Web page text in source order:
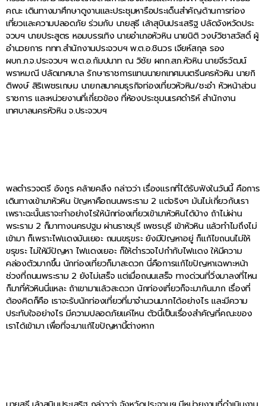
คณะ เดินทางมาศึกษาดูงานและประชุมหารือประเด็นสำคัญด้านการท่อง
เที่ยวและความปลอดภัย ร่วมกับ นายสุธี เล้าสุบินประเสริฐ ปลัดจังหวัดประ
จวบฯ นายประสูตร หอมบรรเทิง นายอำเภอหัวหิน นายนิติ วงษ์วิชาสวัสดิ์ ผู้
อำนวยการ ททท.สำนักงานประจวบฯ พ.ต.อ.ชินวร เจียห์สกุล รอง
ผบก.ภ.จ.ประจวบฯ พ.ต.อ.กัมปนาท ณ วิชัย ผกก.สภ.หัวหิน นายจีรวัฒน์
พราหมณี ปลัดเทศบาล รักษาราชการแทนนายกเทศมนตรีนครหัวหิน นายกิ
ติพงษ์ สิริเพชรเกษม นายกสมาคมธุรกิจท่องเที่ยวหัวหิน/ชะอำ หัวหน้าส่วน
ราชการ และหน่วยงานที่เกี่ยวข้อง ที่ห้องประชุมนเรศดำริห์ สำนักงาน
เทศบาลนครหัวหิน จ.ประจวบฯ
พลตำรวจตรี อังกูร คล้ายคลึง กล่าวว่า เรื่องแรกที่ได้รับฟังในวันนี้ คือการ
เดินทางเข้ามาหัวหิน ปัญหาคือถนนพระราม 2 แต่จริงๆ มันไม่เกี่ยวกับเรา
เพราะฉะนั้นเราจะทำอย่างไรให้นักท่องเที่ยวเข้ามาหัวหินได้บ้าง ถ้าไม่ผ่าน
พระราม 2 ก็มาทางนครปฐม ผ่านราชบุรี เพชรบุรี เข้าหัวหิน แล้วทำไมถึงไม่
เข้ามา ก็เพราะไฟแดงมันเยอะ ถนนขรุขระ ยังมีปัญหาอยู่ ก็แก้ไขถนนไม่ให้
ขรุขระ ไม่ให้มีปัญหา ไฟแดงเยอะ ก็ให้ตำรวจไปกำกับไฟแดง ให้มีความ
คล่องตัวมากขึ้น นักท่องเที่ยวก็มาสะดวก นี่คือการแก้ไขปัญหาเฉพาะหน้า
ช่วงที่ถนนพระราม 2 ยังไม่เสร็จ แต่เมื่อถนนเสร็จ ทางด่วนที่วิ่งมาลงที่ไหน
ก็มาที่หัวหินนี่แหละ ถ้าเขามาแล้วสะดวก นักท่องเที่ยวก็จะมากันมาก เรื่องที่
ต้องคิดก็คือ เราจะรับนักท่องเที่ยวที่มาจำนวนมากได้อย่างไร และมีความ
ประทับใจอย่างไร มีความปลอดภัยแค่ไหน ตัวนี้เป็นเรื่องสำคัญที่คณะของ
เราได้เข้ามา เพื่อที่จะมาแก้ไขปัญหานี้ต่างหาก